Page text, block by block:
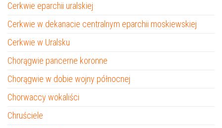
Cerkwie eparchii uralskiej
Cerkwie w dekanacie centralnym eparchii moskiewskiej
Cerkwie w Uralsku
Chorągwie pancerne koronne
Chorągwie w dobie wojny północnej
Chorwaccy wokaliści
Chruściele